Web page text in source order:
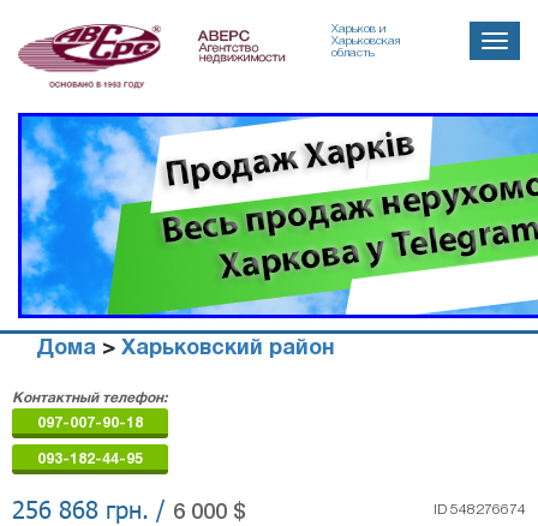
Харьков и
Харьковская
область
Toggle
Дома > Харьковский район
недвижимости
"Аверс"
Контактный телефон:
097-007-90-18
093-182-44-95
256 868 грн. / 6 000 $ ID 548276674